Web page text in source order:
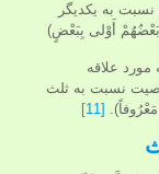
به يكديگر
بَعْضُهُمْ أَوْلى‏ بِبَعْضٍ)
علاقه
نسبت به ثلث
[11]